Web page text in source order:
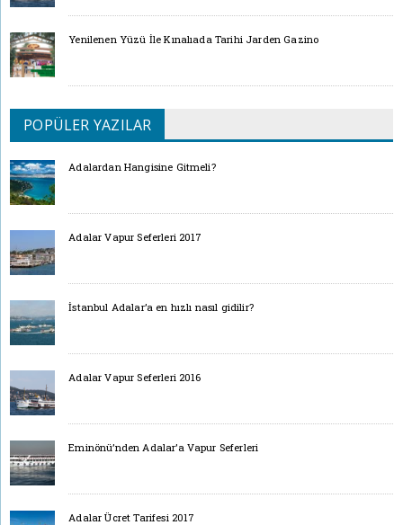
Yenilenen Yüzü İle Kınalıada Tarihi Jarden Gazino
POPÜLER YAZILAR
Adalardan Hangisine Gitmeli?
Adalar Vapur Seferleri 2017
İstanbul Adalar’a en hızlı nasıl gidilir?
Adalar Vapur Seferleri 2016
Eminönü’nden Adalar’a Vapur Seferleri
Adalar Ücret Tarifesi 2017